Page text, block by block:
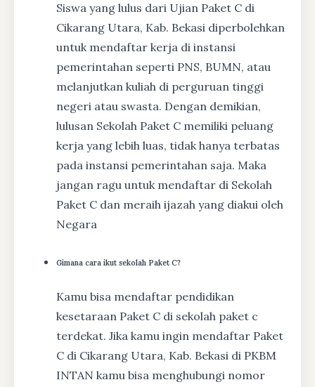
Siswa yang lulus dari Ujian Paket C di
Cikarang Utara, Kab. Bekasi diperbolehkan
untuk mendaftar kerja di instansi
pemerintahan seperti PNS, BUMN, atau
melanjutkan kuliah di perguruan tinggi
negeri atau swasta. Dengan demikian,
lulusan Sekolah Paket C memiliki peluang
kerja yang lebih luas, tidak hanya terbatas
pada instansi pemerintahan saja. Maka
jangan ragu untuk mendaftar di Sekolah
Paket C dan meraih ijazah yang diakui oleh
Negara
Gimana cara ikut sekolah Paket C?
Kamu bisa mendaftar pendidikan
kesetaraan Paket C di sekolah paket c
terdekat. Jika kamu ingin mendaftar Paket
C di Cikarang Utara, Kab. Bekasi di PKBM
INTAN kamu bisa menghubungi nomor